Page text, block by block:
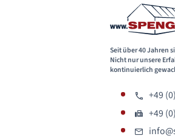
Seit über 40 Jahren
Nicht nur unsere
kontinuierlich
+49
+49